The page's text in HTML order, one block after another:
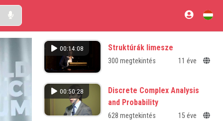
00:14:08 Struktúrák limesze
300 megtekintés 11 éve
00:50:28
Discrete Complex Analysis
and Probability
628 megtekintés 15 éve